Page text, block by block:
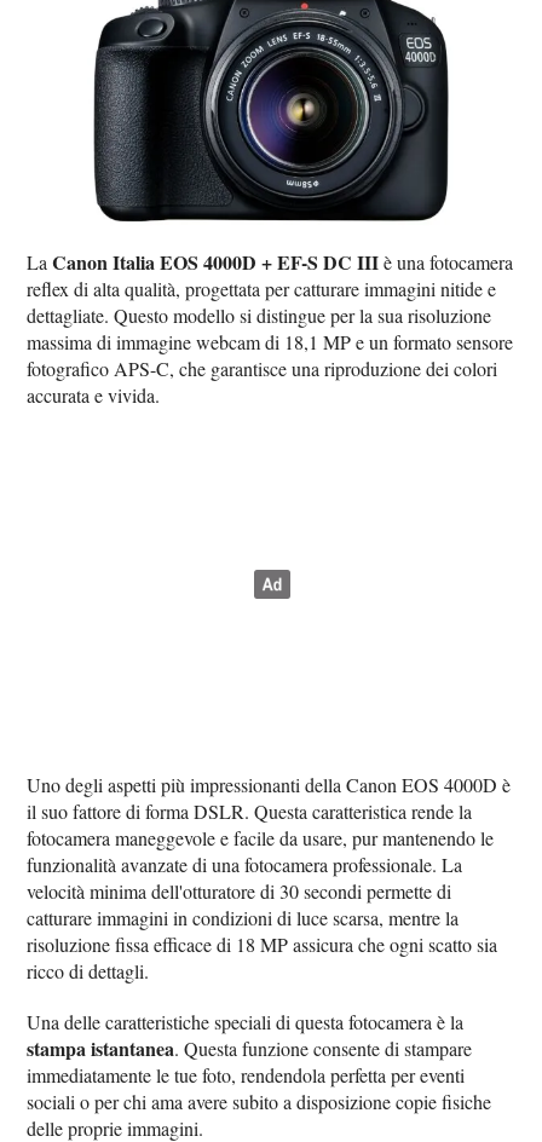
LaCanon Italia EOS 4000D + EF-S DC IIIè una fotocamera
reflex di alta qualità, progettata per catturare immagini nitide e
dettagliate. Questo modello si distingue per la sua risoluzione
massima di immagine webcam di 18,1 MP e un formato sensore
fotografico APS-C, che garantisce una riproduzione dei colori
accurata e vivida.
Uno degli aspetti più impressionanti della Canon EOS 4000D è
il suo fattore di forma DSLR. Questa caratteristica rende la
fotocamera maneggevole e facile da usare, pur mantenendo le
funzionalità avanzate di una fotocamera professionale. La
velocità minima dell'otturatore di 30 secondi permette di
catturare immagini in condizioni di luce scarsa, mentre la
risoluzione fissa efficace di 18 MP assicura che ogni scatto sia
ricco di dettagli.
Una delle caratteristiche speciali di questa fotocamera è la
stampa istantanea. Questa funzione consente di stampare
immediatamente le tue foto, rendendola perfetta per eventi
sociali o per chi ama avere subito a disposizione copie fisiche
delle proprie immagini.